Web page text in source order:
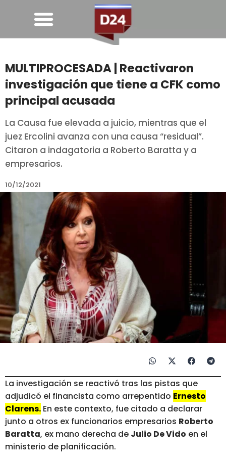
MULTIPROCESADA | Reactivaron
investigación que tiene a CFK como
principal acusada
La Causa fue elevada a juicio, mientras que el
juez Ercolini avanza con una causa “residual”.
Citaron a indagatoria a Roberto Baratta y a
empresarios.
10/12/2021
La investigación se reactivó tras las pistas que
adjudicó el financista como arrepentido Ernesto
Clarens. En este contexto, fue citado a declarar
junto a otros ex funcionarios empresarios Roberto
Baratta, ex mano derecha de Julio De Vido en el
ministerio de planificación.